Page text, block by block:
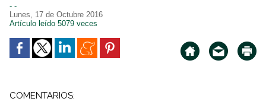
- -
Lunes, 17 de Octubre 2016
Artículo leído 5079 veces
COMENTARIOS: